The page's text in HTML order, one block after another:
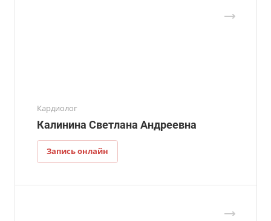
Кардиолог
Калинина Светлана Андреевна
Запись онлайн